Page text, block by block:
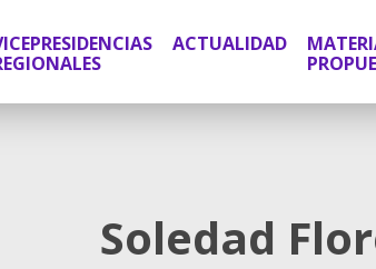
ACTUALIDAD
Soledad